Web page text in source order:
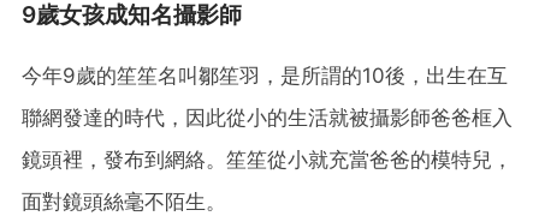
9歲女孩成知名攝影師
今年9歲的笙笙名叫鄒笙羽，是所謂的10後，出生在互
聯網發達的時代，因此從小的生活就被攝影師爸爸框入
鏡頭裡，發布到網絡。笙笙從小就充當爸爸的模特兒，
面對鏡頭絲毫不陌生。